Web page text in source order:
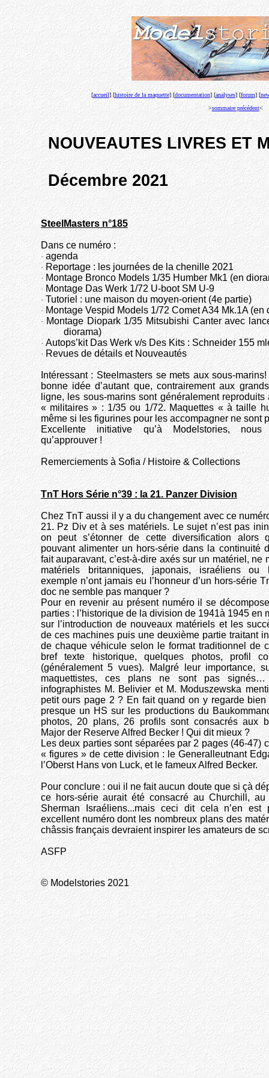
NOUVEAUTES LIVRES ET
Décembre 2021
[accueil] [histoire de la maquette] [documentation] [analyses] [forum] [
>sommaire précédent<
SteelMasters n°185
Dans ce numéro :
· agenda
· Reportage : les journées de la chenille 2021
· Montage Bronco Models 1/35 Humber Mk1 (en
· Montage Das Werk 1/72 U-boot SM U-9
· Tutoriel : une maison du moyen-orient (4e partie)
· Montage Vespid Models 1/72 Comet A34 Mk.1A (en
· Montage Diopark 1/35 Mitsubishi Canter avec
diorama)
· Autops’kit Das Werk v/s Des Kits : Schneider 155
· Revues de détails et Nouveautés
Intéressant : Steelmasters se mets aux sous-
bonne idée d’autant que, contrairement aux
ligne, les sous-marins sont généralement
« militaires » : 1/35 ou 1/72. Maquettes « à taille
même si les figurines pour les accompagner ne sont
Excellente initiative qu’à Modelstories,
qu’approuver !
Remerciements à Sofia / Histoire & Collections
TnT Hors Série n°39 : la 21. Panzer Division
Chez TnT aussi il y a du changement avec ce
21. Pz Div et à ses matériels. Le sujet n’est pas
on peut s’étonner de cette diversification alors
pouvant alimenter un hors-série dans la continuité
fait auparavant, c’est-à-dire axés sur un matériel, ne
matériels britanniques, japonais, israéliens ou
exemple n’ont jamais eu l’honneur d’un hors-série
doc ne semble pas manquer ?
Pour en revenir au présent numéro il se
parties : l’historique de la division de 1941à 1945 en
sur l’introduction de nouveaux matériels et les
de ces machines puis une deuxième partie traitant
de chaque véhicule selon le format traditionnel de
bref texte historique, quelques photos, profil
(généralement 5 vues). Malgré leur importance,
maquettistes, ces plans ne sont pas signés…
infographistes M. Belivier et M. Moduszewska
petit ours page 2 ? En fait quand on y regarde bien
presque un HS sur les productions du
photos, 20 plans, 26 profils sont consacrés aux
Major der Reserve Alfred Becker ! Qui dit mieux ?
Les deux parties sont séparées par 2 pages (46-47)
« figures » de cette division : le Generalleutnant
l’Oberst Hans von Luck, et le fameux Alfred Becker.
Pour conclure : oui il ne fait aucun doute que si çà
ce hors-série aurait été consacré au Churchill,
Sherman Israéliens...mais ceci dit cela n’en est
excellent numéro dont les nombreux plans des
châssis français devraient inspirer les amateurs de
ASFP
© Modelstories 2021